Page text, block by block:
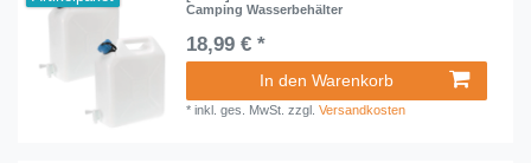
Camping Wasserbehälter
18,99 € *
In den Warenkorb
*inkl. ges. MwSt. zzgl.Versandkosten